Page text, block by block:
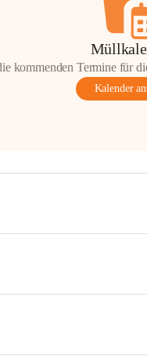
kommenden Termine für
Kalender